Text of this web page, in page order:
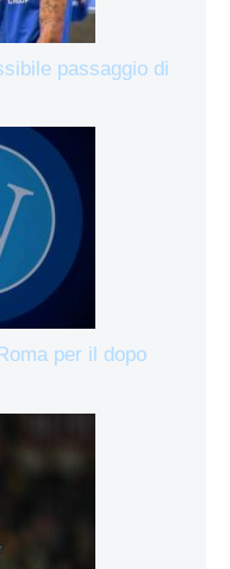
passaggio di
per il dopo